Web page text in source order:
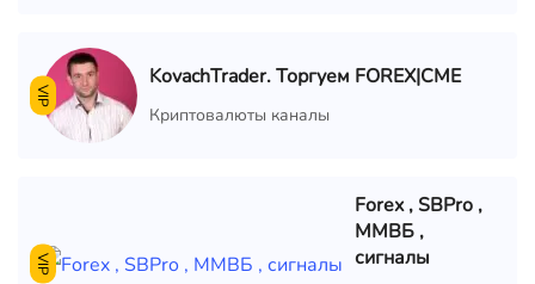
VIP
KovachTrader. Торгуем FOREX|CME
Криптовалюты каналы
VIP
Forex , SBPro ,
ММВБ ,
сигналы